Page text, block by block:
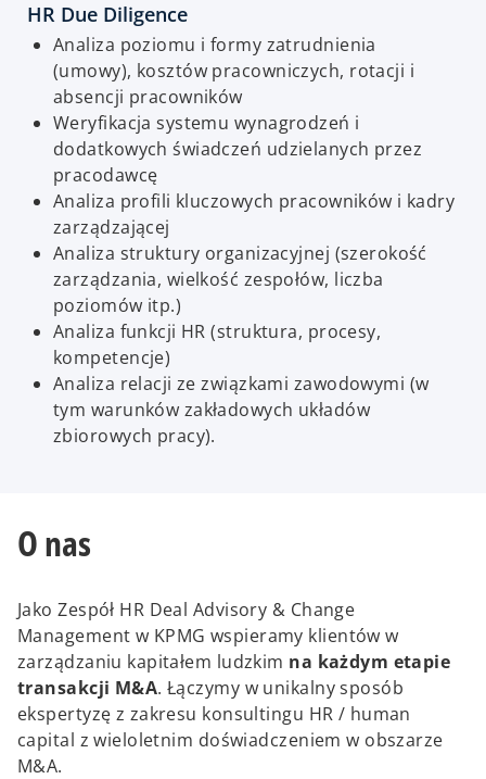
HR Due Diligence
Analiza poziomu i formy zatrudnienia
(umowy), kosztów pracowniczych, rotacji i
absencji pracowników
Weryfikacja systemu wynagrodzeń i
dodatkowych świadczeń udzielanych przez
pracodawcę
Analiza profili kluczowych pracowników i kadry
zarządzającej
Analiza struktury organizacyjnej (szerokość
zarządzania, wielkość zespołów, liczba
poziomów itp.)
Analiza funkcji HR (struktura, procesy,
kompetencje)
Analiza relacji ze związkami zawodowymi (w
tym warunków zakładowych układów
zbiorowych pracy).
O nas
Jako Zespół HR Deal Advisory & Change
Management w KPMG wspieramy klientów w
zarządzaniu kapitałem ludzkim na każdym etapie
transakcji M&A. Łączymy w unikalny sposób
ekspertyzę z zakresu konsultingu HR / human
capital z wieloletnim doświadczeniem w obszarze
M&A.